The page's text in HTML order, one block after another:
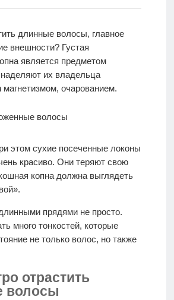
длинные волосы, главное
внешности? Густая
является предметом
их владельца
очарованием.
этом сухие посеченные локоны
красиво. Они теряют свою
копна должна выглядеть
прядями не просто.
много тонкостей, которые
не только волос, но также
отрастить
волосы